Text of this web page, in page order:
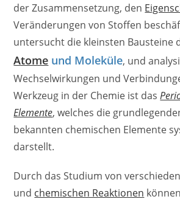
der Zusammensetzung, den
Veränderungen von Stoffen
untersucht die kleinsten Bausteine
Atome und Moleküle, und
Wechselwirkungen und
Werkzeug in der Chemie ist das
Elemente, welches die
bekannten chemischen Elemente
darstellt.
Durch das Studium von
und chemischen Reaktionen